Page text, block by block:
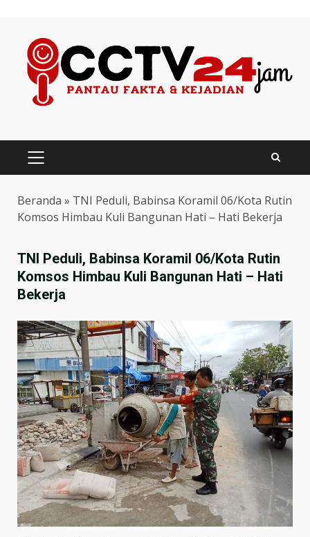
content
PRIMARY
MENU
Beranda » TNI Peduli, Babinsa Koramil 06/Kota Rutin
Komsos Himbau Kuli Bangunan Hati – Hati Bekerja
TNI Peduli, Babinsa Koramil 06/Kota Rutin
Komsos Himbau Kuli Bangunan Hati – Hati
Bekerja